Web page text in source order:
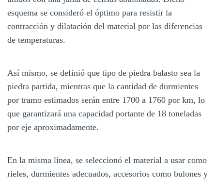
esquema se consideró el óptimo para resistir la
contracción y dilatación del material por las diferencias
de temperaturas.
Así mismo, se definió que tipo de piedra balasto sea la
piedra partida, mientras que la cantidad de durmientes
por tramo estimados serán entre 1700 a 1760 por km, lo
que garantizará una capacidad portante de 18 toneladas
por eje aproximadamente.
En la misma línea, se seleccionó el material a usar como
rieles, durmientes adecuados, accesorios como bulones y